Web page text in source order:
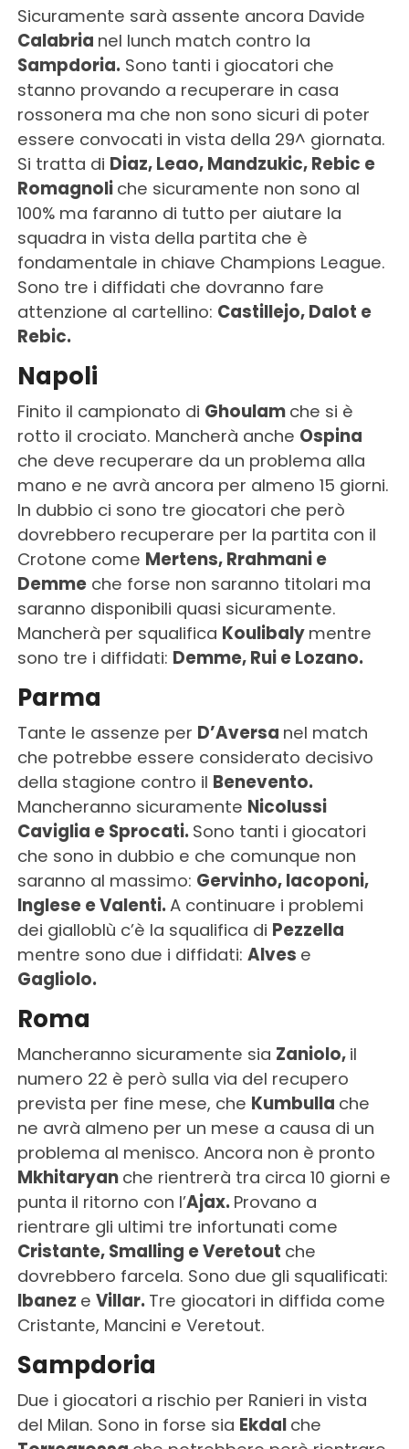
Sicuramente sarà assente ancora Davide
Calabria nel lunch match contro la
Sampdoria. Sono tanti i giocatori che
stanno provando a recuperare in casa
rossonera ma che non sono sicuri di poter
essere convocati in vista della 29^ giornata.
Si tratta di Diaz, Leao, Mandzukic, Rebic e
Romagnoli che sicuramente non sono al
100% ma faranno di tutto per aiutare la
squadra in vista della partita che è
fondamentale in chiave Champions League.
Sono tre i diffidati che dovranno fare
attenzione al cartellino: Castillejo, Dalot e
Rebic.
Napoli
Finito il campionato di Ghoulam che si è
rotto il crociato. Mancherà anche Ospina
che deve recuperare da un problema alla
mano e ne avrà ancora per almeno 15 giorni.
In dubbio ci sono tre giocatori che però
dovrebbero recuperare per la partita con il
Crotone come Mertens, Rrahmani e
Demmeche forse non saranno titolari ma
saranno disponibili quasi sicuramente.
Mancherà per squalifica Koulibaly mentre
sono tre i diffidati: Demme, Rui e Lozano.
Parma
Tante le assenze per D’Aversa nel match
che potrebbe essere considerato decisivo
della stagione contro il Benevento.
Mancheranno sicuramente Nicolussi
Caviglia e Sprocati. Sono tanti i giocatori
che sono in dubbio e che comunque non
saranno al massimo: Gervinho, Iacoponi,
Inglese e Valenti. A continuare i problemi
dei gialloblù c’è la squalifica di Pezzella
mentre sono due i diffidati: Alves e
Gagliolo.
Roma
Mancheranno sicuramente sia Zaniolo, il
numero 22 è però sulla via del recupero
prevista per fine mese, che Kumbulla che
ne avrà almeno per un mese a causa di un
problema al menisco. Ancora non è pronto
Mkhitaryan che rientrerà tra circa 10 giorni e
punta il ritorno con l’Ajax. Provano a
rientrare gli ultimi tre infortunati come
Cristante, Smalling e Veretout che
dovrebbero farcela. Sono due gli squalificati:
Ibanez e Villar. Tre giocatori in diffida come
Cristante, Mancini e Veretout.
Sampdoria
Due i giocatori a rischio per Ranieri in vista
del Milan. Sono in forse sia Ekdal che